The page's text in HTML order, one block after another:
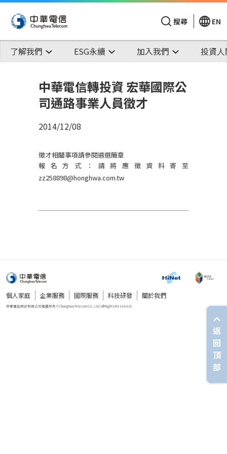
搜尋 EN
了解我們 ESG永續 加入我們 投資
中華電信轉投資 宏華國際公
司通路事業人員徵才
2014/12/08
徵才相關事項請參閱遴選簡章
報名方式：請將應徵資料寄至
zz258898@honghwa.com.tw
個人家庭 企業服務 國際服務 科技研發 關於我們
返
回
頂
部